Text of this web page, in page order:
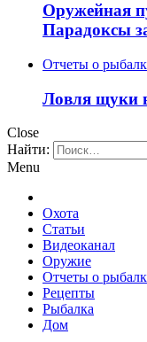
Оружейная
Парадоксы
Отчеты о
Ловля щуки
Close
Найти:
Menu
Охота
Статьи
Видеоканал
Оружие
Отчеты о
Рецепты
Рыбалка
Дом